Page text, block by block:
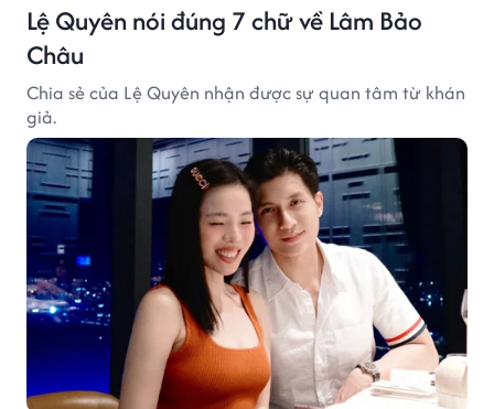
Lệ Quyên nói đúng 7 chữ về Lâm Bảo
Châu
Chia sẻ của Lệ Quyên nhận được sự quan tâm từ khán
giả.